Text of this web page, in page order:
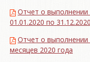
Отчет о выполнении
01.01.2020 по
Отчет о выполнении
месяцев 2020 года